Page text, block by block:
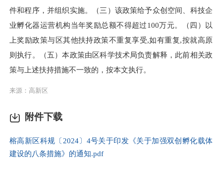
件和程序，并组织实施。（三）该政策给予众创空间、科技企
业孵化器运营机构当年奖励总额不得超过100万元。（四）以
上奖励政策与区其他扶持政策不重复享受,如有重复,按就高原
则执行。（五）本政策由区科学技术局负责解释，此前相关政
策与上述扶持措施不一致的，按本文执行。
来源：高新区
附件下载
榕高新区科规〔2024〕4号关于印发《关于加强双创孵化载体
建设的八条措施》的通知.pdf